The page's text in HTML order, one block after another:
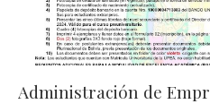
Administración de